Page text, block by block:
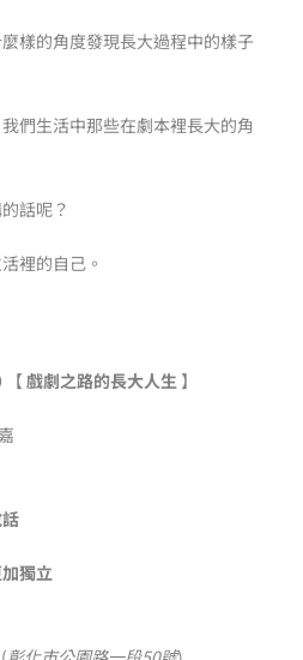
樣的角度發現長大過程中的樣子
們生活中那些在劇本裡長大的角
話呢？
裡的自己。
【 戲劇之路的長大人生 】
獨立